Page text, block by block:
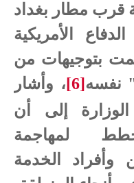
قرب مطار بغداد
الأمريكية
تمت بتوجيهات من
نفسه[6]، وأشار
إلى أن
لمهاجمة
وأفراد الخدمة